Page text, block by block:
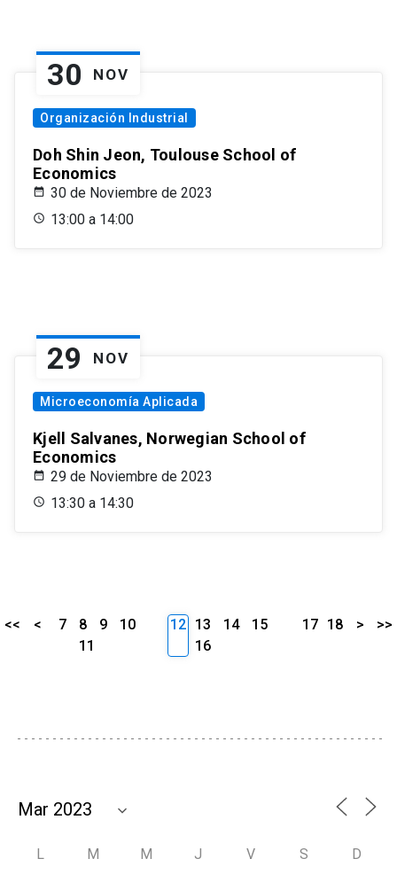
30 NOV
Organización Industrial
Doh Shin Jeon, Toulouse School of
Economics
30 de Noviembre de 2023
13:00 a 14:00
29 NOV
Microeconomía Aplicada
Kjell Salvanes, Norwegian School of
Economics
29 de Noviembre de 2023
13:30 a 14:30
<< < 7 8 9
10
11
12 13 14
15
16
17 18 > >>
L M M J V S D